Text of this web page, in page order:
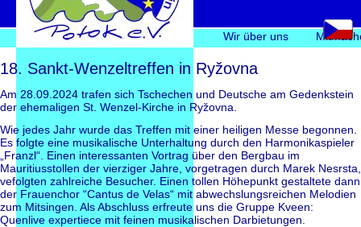
Navigation
überspringen
Wir über uns
18. Sankt-Wenzeltreffen in Ryžovna
Am 28.09.2024 trafen sich Tschechen und Deutsche am Gedenkstein
der ehemaligen St. Wenzel-Kirche in Ryžovna.
Wie jedes Jahr wurde das Treffen mit einer heiligen Messe begonnen.
Es folgte eine musikalische Unterhaltung durch den Harmonikaspieler
„Franzl“. Einen interessanten Vortrag über den Bergbau im
Mauritiusstollen der vierziger Jahre, vorgetragen durch Marek Nesrsta,
vefolgten zahlreiche Besucher. Einen tollen Höhepunkt gestaltete dann
der Frauenchor “Cantus de Velas“ mit abwechslungsreichen Melodien
zum Mitsingen. Als Abschluss erfreute uns die Gruppe Kveen:
Quenlive expertiece mit feinen musikalischen Darbietungen.